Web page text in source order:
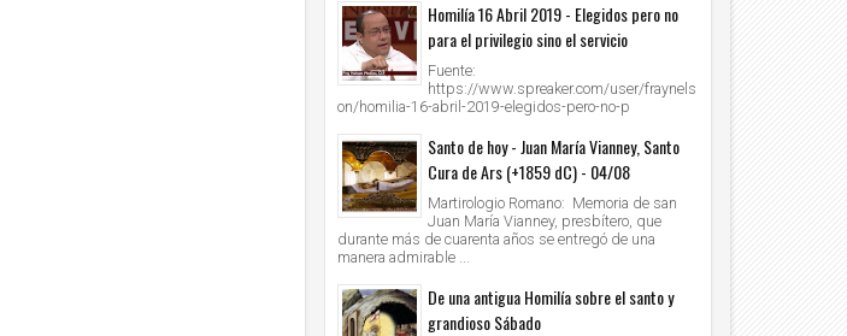
Homilía 16 Abril 2019 - Elegidos pero no
para el privilegio sino el servicio
Fuente:
https://www.spreaker.com/user/fraynels
on/homilia-16-abril-2019-elegidos-pero-no-p
Santo de hoy - Juan María Vianney, Santo
Cura de Ars (+1859 dC) - 04/08
Martirologio Romano: Memoria de san
Juan María Vianney, presbítero, que
durante más de cuarenta años se entregó de una
manera admirable ...
De una antigua Homilía sobre el santo y
grandioso Sábado